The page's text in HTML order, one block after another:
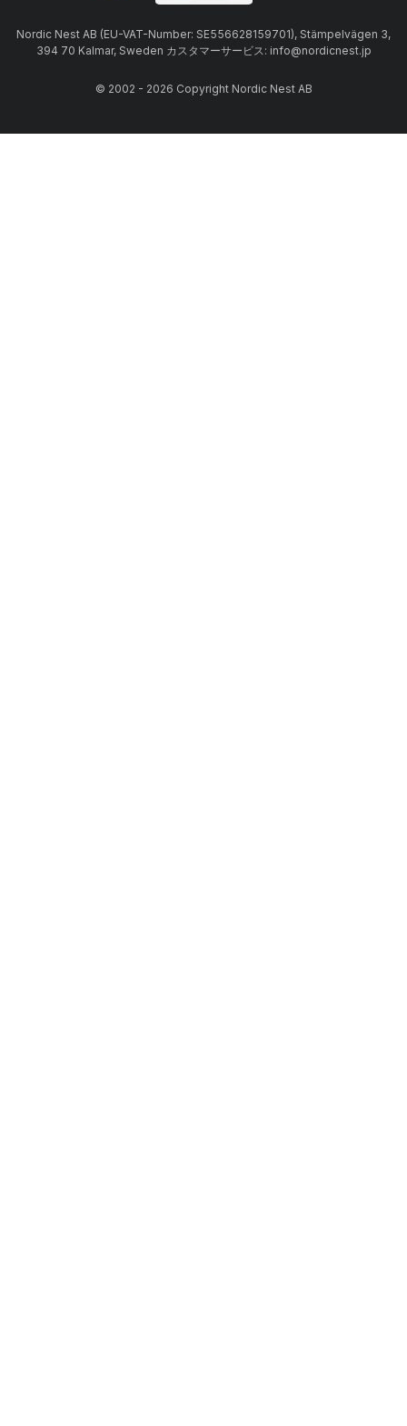
Nordic Nest AB (EU-VAT-Number: SE556628159701), Stämpelvägen 3,
394 70 Kalmar, Sweden カスタマーサービス: info@nordicnest.jp
© 2002 - 2026 Copyright Nordic Nest AB